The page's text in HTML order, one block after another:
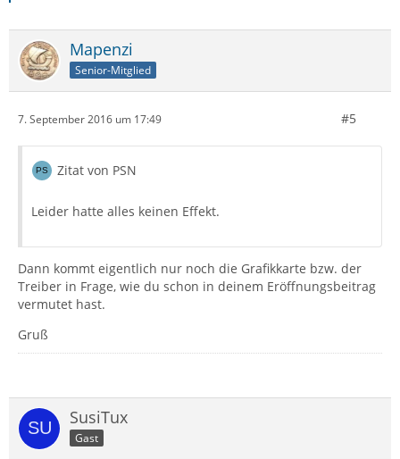
Mapenzi
Senior-Mitglied
7. September 2016 um 17:49 #5
Zitat von PSN
Leider hatte alles keinen Effekt.
Dann kommt eigentlich nur noch die Grafikkarte bzw. der
Treiber in Frage, wie du schon in deinem Eröffnungsbeitrag
vermutet hast.
Gruß
SusiTux
Gast